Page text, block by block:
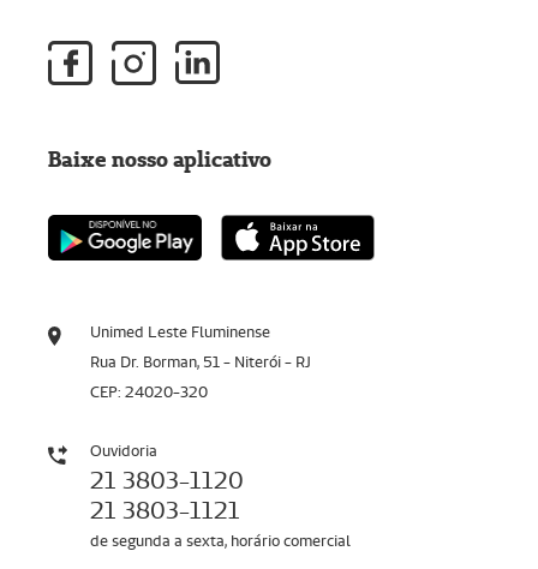
Unimed Leste Fluminense
Rua Dr. Borman, 51 - Niterói - RJ
CEP: 24020-320
Ouvidoria
21 3803-1120
21 3803-1121
de segunda a sexta, horário comercial
Baixe nosso aplicativo